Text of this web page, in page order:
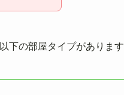
下の部屋タイプがありま